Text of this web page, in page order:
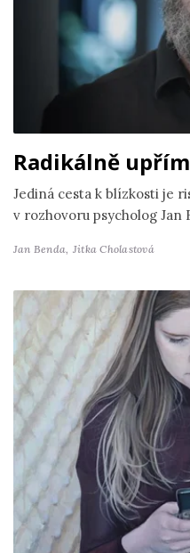
Radikálně
Jediná cesta k blízkosti je
v rozhovoru psycholog Jan
Jan Benda, Jitka Cholastová